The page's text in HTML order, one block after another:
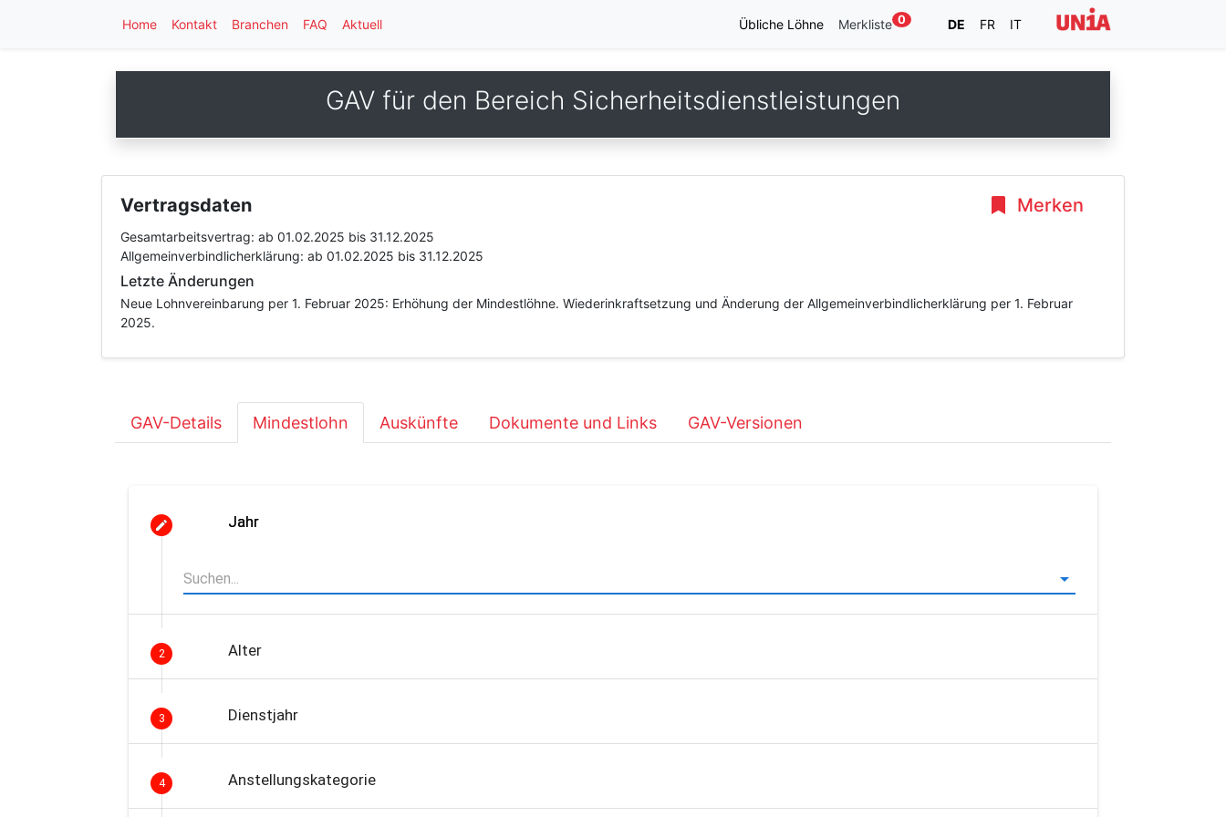
Home Kontakt Branchen FAQ Aktuell Übliche Löhne Merkliste 0 DE FR IT
GAV für den Bereich Sicherheitsdienstleistungen
Merken
Vertragsdaten
Gesamtarbeitsvertrag: ab 01.02.2025 bis 31.12.2025
Allgemeinverbindlicherklärung: ab 01.02.2025 bis 31.12.2025
Letzte Änderungen
Neue Lohnvereinbarung per 1. Februar 2025: Erhöhung der Mindestlöhne. Wiederinkraftsetzung und Änderung der Allgemeinverbindlicherklärung per 1. Februar
2025.
GAV-Details Mindestlohn Auskünfte Dokumente und Links GAV-Versionen
Jahr
2 Alter
3 Dienstjahr
4 Anstellungskategorie